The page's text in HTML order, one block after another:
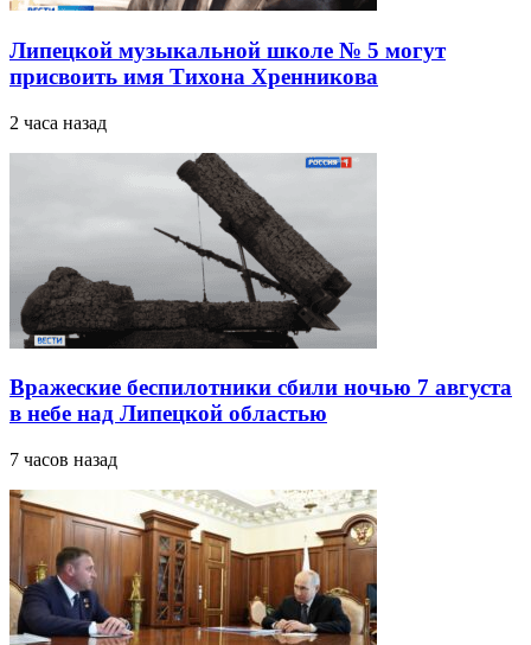
Липецкой музыкальной школе № 5 могут
присвоить имя Тихона Хренникова
2 часа назад
Вражеские беспилотники сбили ночью 7 августа
в небе над Липецкой областью
7 часов назад